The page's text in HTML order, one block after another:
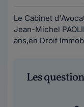
Le Cabinet
Jean-Michel
ans,en Droit
Les